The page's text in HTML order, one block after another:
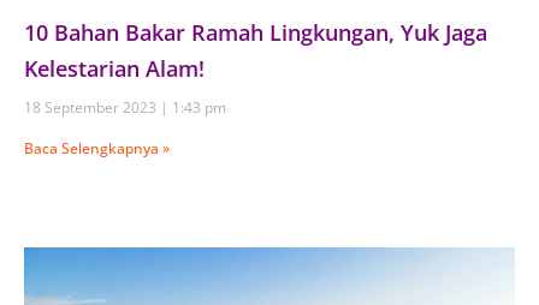
10 Bahan Bakar Ramah Lingkungan, Yuk Jaga
Kelestarian Alam!
18 September 2023
1:43 pm
Baca Selengkapnya »